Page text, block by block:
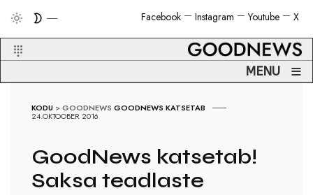
X
Youtube
Instagram
Facebook
MENU ≡
KODU >GOODNEWS GOODNEWS KATSETAB
24.OKTOOBER 2016
GoodNews katsetab!
Saksa teadlaste